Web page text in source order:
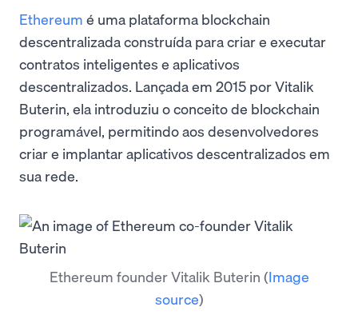
Ethereum é uma plataforma blockchain
descentralizada construída para criar e executar
contratos inteligentes e aplicativos
descentralizados. Lançada em 2015 por Vitalik
Buterin, ela introduziu o conceito de blockchain
programável, permitindo aos desenvolvedores
criar e implantar aplicativos descentralizados em
sua rede.
Ethereum founder Vitalik Buterin (Image
source)